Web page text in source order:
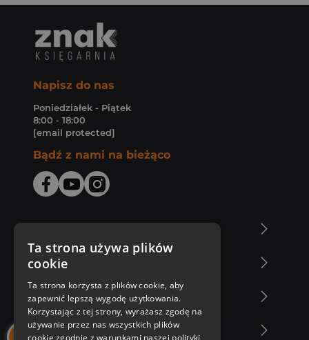
Napisz do nas
Poniedziałek - Piątek
8:00 - 18:00
[email protected]
Bądź z nami na bieżąco
Zakupy u nas
Nasza oferta
Nasi autorzy
Ta strona używa plików
cookie
Ta strona korzysta z plików cookie, aby
zapewnić lepszą wygodę użytkowania.
Korzystając z tej strony, wyrażasz zgodę na
używanie przez nas wszystkich plików
cookie zgodnie z warunkami naszej polityki